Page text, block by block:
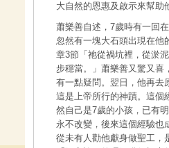
大自然的恩惠及啟示來幫助
蕭樂善自述，7歲時有一回
忽然有一塊大石頭出現在他
章3節「祂從禍坑裡，從淤
步穩當。」蕭樂善又驚又喜
有一點疑問。翌日，他再去
這是上帝所行的神蹟。這個
然自己是7歲的小孩，已有
永不改變，後來這個經驗也
從未有人勸他獻身做聖工，